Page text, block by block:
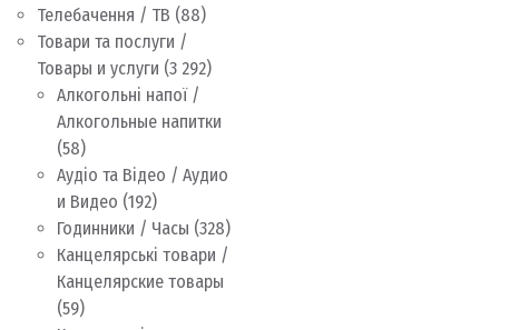
Телебачення / ТВ (88)
Товари та послуги /
Товары и услуги (3 292)
Алкогольні напої /
Алкогольные напитки
(58)
Аудіо та Відео / Аудио
и Видео (192)
Годинники / Часы (328)
Канцелярські товари /
Канцелярские товары
(59)